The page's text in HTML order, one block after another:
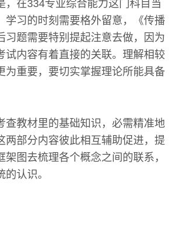
，在334专业综合能力这门科目当
学习的时刻需要格外留意，《传播
习题需要特别提起注意去做，因为
试内容有着直接的关联。理解相较
为重要，要切实掌握理论所能具备
查教材里的基础知识，必需精准地
两部分内容彼此相互辅助促进，提
架图去梳理各个概念之间的联系，
认识。